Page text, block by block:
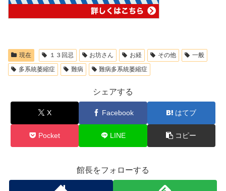
現在 １３回忌 お坊さん お経 その他
一般
多系統萎縮症
難病 難病多系統萎縮症
シェアする
X Facebook はてブ
Pocket LINE コピー
館長をフォローする